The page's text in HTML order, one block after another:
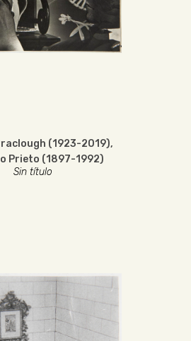
(1923-2019),
Prieto (1897-1992)
Sin título